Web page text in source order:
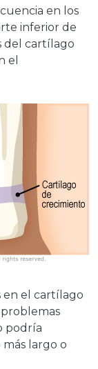
en los
inferior de
del cartílago
el
en el cartílago
podría
largo o